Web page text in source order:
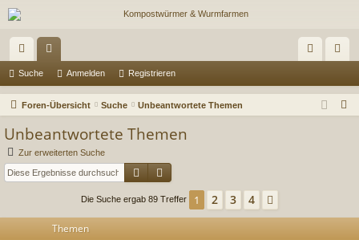
ch
ne
riff
en m ist
Suche Anmelden Registrieren
Foren-Übersicht Suche Unbeantwortete Themen
Unbeantwortete Themen
Zur erweiterten Suche
Suche
Die Suche ergab 89 Treffer 1 2 3 4
Themen